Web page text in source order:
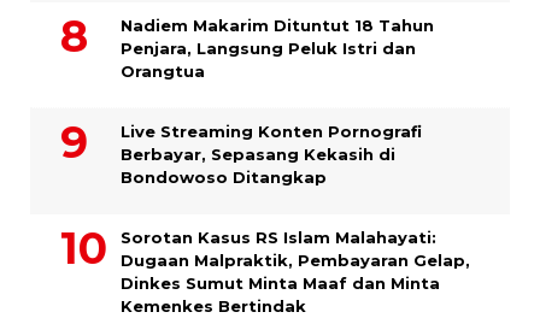
​Nadiem Makarim Dituntut 18 Tahun
Penjara, Langsung Peluk Istri dan
Orangtua
Live Streaming Konten Pornografi
Berbayar, Sepasang Kekasih di
Bondowoso Ditangkap
Sorotan Kasus RS Islam Malahayati:
Dugaan Malpraktik, Pembayaran Gelap,
Dinkes Sumut Minta Maaf dan Minta
Kemenkes Bertindak